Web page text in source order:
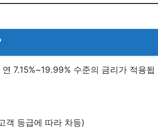
7.15%~19.99% 수준의 금리가 적용됩
객 등급에 따라 차등)